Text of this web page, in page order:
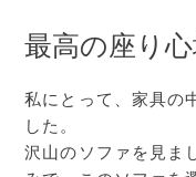
最高の座り心
私にとって、家具の
した。
沢山のソファを見ま